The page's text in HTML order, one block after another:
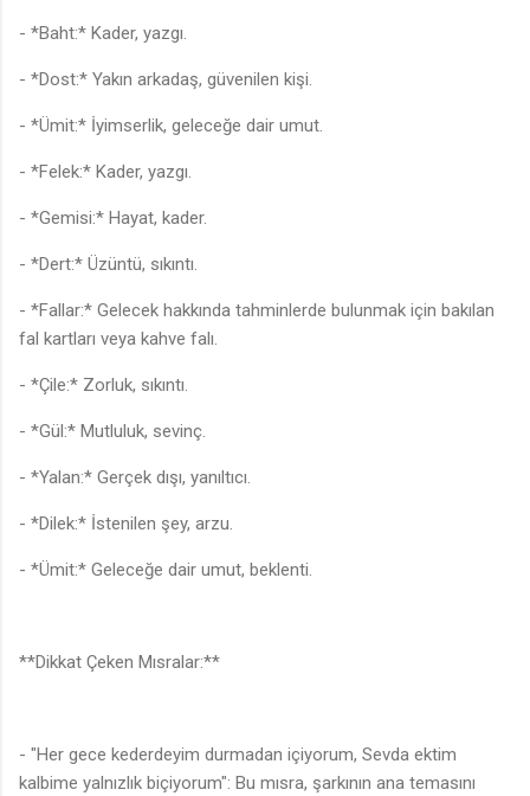
- *Baht:* Kader, yazgı.
- *Dost:* Yakın arkadaş, güvenilen kişi.
- *Ümit:* İyimserlik, geleceğe dair umut.
- *Felek:* Kader, yazgı.
- *Gemisi:* Hayat, kader.
- *Dert:* Üzüntü, sıkıntı.
- *Fallar:* Gelecek hakkında tahminlerde bulunmak için bakılan
fal kartları veya kahve falı.
- *Çile:* Zorluk, sıkıntı.
- *Gül:* Mutluluk, sevinç.
- *Yalan:* Gerçek dışı, yanıltıcı.
- *Dilek:* İstenilen şey, arzu.
- *Ümit:* Geleceğe dair umut, beklenti.
**Dikkat Çeken Mısralar:**
- "Her gece kederdeyim durmadan içiyorum, Sevda ektim
kalbime yalnızlık biçiyorum": Bu mısra, şarkının ana temasını